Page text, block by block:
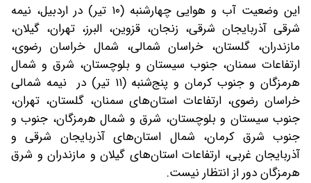
این وضعیت آب و هوایی چهارشنبه (۱۰ تیر) در اردبیل، نیمه
شرقی آذربایجان شرقی، زنجان، قزوین، البرز، تهران، گیلان،
مازندران، گلستان، خراسان شمالی، شمال خراسان رضوی،
ارتفاعات سمنان، جنوب سیستان و بلوچستان، شرق و شمال
هرمزگان و جنوب کرمان و پنج‌شنبه (۱۱ تیر) در نیمه شمالی
خراسان رضوی، ارتفاعات استان‌های سمنان، گلستان، تهران،
جنوب سیستان و بلوچستان، شرق و شمال هرمزگان، جنوب و
جنوب شرق کرمان، شمال استان‌های آذربایجان شرقی و
آذربایجان غربی، ارتفاعات استان‌های گیلان و مازندران و شرق
هرمزگان دور از انتظار نیست.